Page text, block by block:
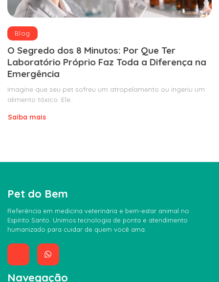
Blog
O Segredo dos 8 Minutos: Por Que Ter
Laboratório Próprio Faz Toda a Diferença na
Emergência
Imagine que seu pet sofreu um atropelamento ou ingeriu um
alimento tóxico. Ele..
Saiba mais
Pet do Bem
Referência em medicina veterinária e bem-estar animal no
Espírito Santo. Unimos tecnologia de ponta e atendimento
humanizado para cuidar de quem você ama.
Navegação